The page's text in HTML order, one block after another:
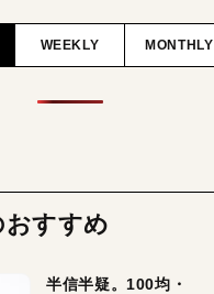
WEEKLY MONTHLY
すすめ
半信半疑。100均・